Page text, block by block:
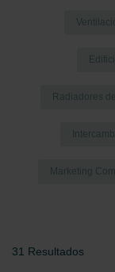
Radiadores
Marketing
31 Resultados